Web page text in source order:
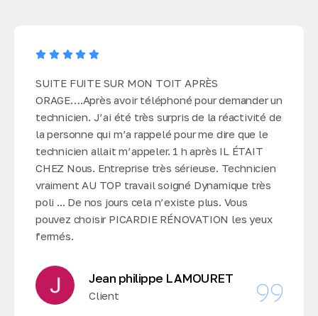
SUITE FUITE SUR MON TOIT APRÈS
ORAGE….Après avoir téléphoné pour demander un
technicien. J’ai été très surpris de la réactivité de
la personne qui m’a rappelé pour me dire que le
technicien allait m’appeler. 1 h après IL ÉTAIT
CHEZ Nous. Entreprise très sérieuse. Technicien
vraiment AU TOP travail soigné Dynamique très
poli ... De nos jours cela n’existe plus. Vous
pouvez choisir PICARDIE RÉNOVATION les yeux
fermés.
Jean philippe LAMOURET
Client